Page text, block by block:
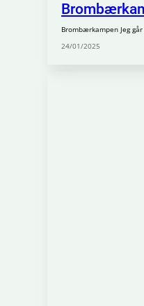
Brombærkampen Jeg
24/01/2025